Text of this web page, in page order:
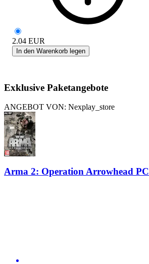
2.04 EUR
In den Warenkorb legen
Exklusive Paketangebote
ANGEBOT VON: Nexplay_store
Arma 2: Operation Arrowhead PC